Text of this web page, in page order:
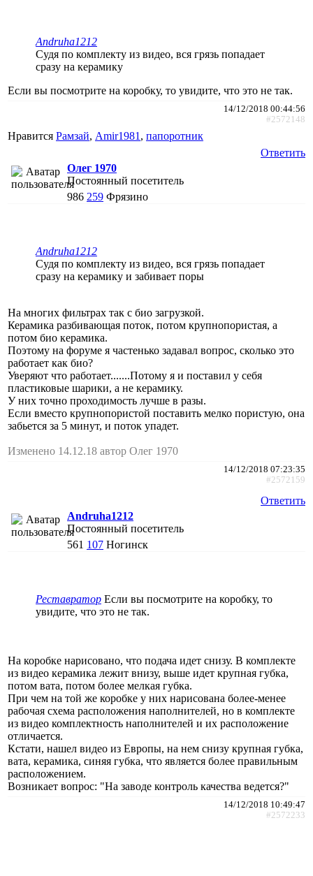
Andruha1212
Судя по комплекту из видео, вся грязь попадает
сразу на керамику
Если вы посмотрите на коробку, то увидите, что это не так.
14/12/2018 00:44:56
#2572148
Нравится Рамзай, Amir1981 , папоротник
Ответить
Олег 1970
Постоянный посетитель
986 259 Фрязино
Andruha1212
Судя по комплекту из видео, вся грязь попадает
сразу на керамику и забивает поры
На многих фильтрах так с био загрузкой.
Керамика разбивающая поток, потом крупнопористая, а
потом био керамика.
Поэтому на форуме я частенько задавал вопрос, сколько это
работает как био?
Уверяют что работает.......Потому я и поставил у себя
пластиковые шарики, а не керамику.
У них точно проходимость лучше в разы.
Если вместо крупнопористой поставить мелко пористую, она
забьется за 5 минут, и поток упадет.
Изменено 14.12.18 автор Олег 1970
14/12/2018 07:23:35
#2572159
Ответить
Andruha1212
Постоянный посетитель
561 107 Ногинск
Реставратор Если вы посмотрите на коробку, то
увидите, что это не так.
На коробке нарисовано, что подача идет снизу. В комплекте
из видео керамика лежит внизу, выше идет крупная губка,
потом вата, потом более мелкая губка.
При чем на той же коробке у них нарисована более-менее
рабочая схема расположения наполнителей, но в комплекте
из видео комплектность наполнителей и их расположение
отличается.
Кстати, нашел видео из Европы, на нем снизу крупная губка,
вата, керамика, синяя губка, что является более правильным
расположением.
Возникает вопрос: "На заводе контроль качества ведется?"
14/12/2018 10:49:47
#2572233